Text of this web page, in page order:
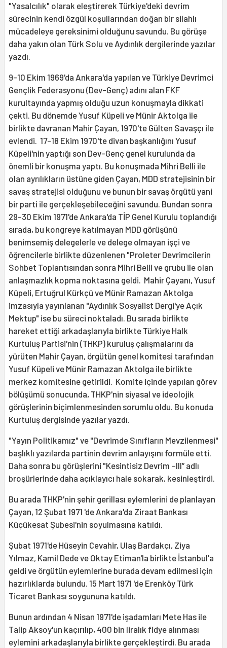
"Yasalcılık" olarak eleştirerek Türkiye'deki devrim
sürecinin kendi özgül koşullarından doğan bir silahlı
mücadeleye gereksinimi olduğunu savundu. Bu görüşe
daha yakın olan Türk Solu ve Aydınlık dergilerinde yazılar
yazdı.
9-10 Ekim 1969'da Ankara'da yapılan ve Türkiye Devrimci
Gençlik Federasyonu (Dev-Genç) adını alan FKF
kurultayında yapmış olduğu uzun konuşmayla dikkati
çekti. Bu dönemde Yusuf Küpeli ve Münir Aktolga ile
birlikte davranan Mahir Çayan, 1970'te Gülten Savaşçı ile
evlendi. 17-18 Ekim 1970'te divan başkanlığını Yusuf
Küpeli'nin yaptığı son Dev-Genç genel kurulunda da
önemli bir konuşma yaptı. Bu konuşmada Mihri Belli ile
olan ayrılıkların üstüne giden Çayan, MDD stratejisinin bir
savaş stratejisi olduğunu ve bunun bir savaş örgütü yani
bir parti ile gerçekleşebileceğini savundu. Bundan sonra
29-30 Ekim 1971'de Ankara'da TİP Genel Kurulu toplandığı
sırada, bu kongreye katılmayan MDD görüşünü
benimsemiş delegelerle ve delege olmayan işçi ve
öğrencilerle birlikte düzenlenen "Proleter Devrimcilerin
Sohbet Toplantısından sonra Mihri Belli ve grubu ile olan
anlaşmazlık kopma noktasına geldi. Mahir Çayanı, Yusuf
Küpeli, Ertuğrul Kürkçü ve Münir Ramazan Aktolga
imzasıyla yayınlanan "Aydınlık Sosyalist Dergi'ye Açık
Mektup" ise bu süreci noktaladı. Bu sırada birlikte
hareket ettiği arkadaşlarıyla birlikte Türkiye Halk
Kurtuluş Partisi'nin (THKP) kuruluş çalışmalarını da
yürüten Mahir Çayan, örgütün genel komitesi tarafından
Yusuf Küpeli ve Münir Ramazan Aktolga ile birlikte
merkez komitesine getirildi. Komite içinde yapılan görev
bölüşümü sonucunda, THKP'nin siyasal ve ideolojik
görüşlerinin biçimlenmesinden sorumlu oldu. Bu konuda
Kurtuluş dergisinde yazılar yazdı.
"Yayın Politikamız" ve "Devrimde Sınıfların Mevzilenmesi"
başlıklı yazılarda partinin devrim anlayışını formüle etti.
Daha sonra bu görüşlerini "Kesintisiz Devrim –III” adlı
broşürlerinde daha açıklayıcı hale sokarak, kesinleştirdi.
Bu arada THKP'nin şehir gerillası eylemlerini de planlayan
Çayan, 12 Şubat 1971 'de Ankara'da Ziraat Bankası
Küçükesat Şubesi'nin soyulmasına katıldı.
Şubat 1971'de Hüseyin Cevahir, Ulaş Bardakçı, Ziya
Yılmaz, Kamil Dede ve Oktay Etiman'la birlikte İstanbul'a
geldi ve örgütün eylemlerine burada devam edilmesi için
hazırlıklarda bulundu. 15 Mart 1971 'de Erenköy Türk
Ticaret Bankası soygununa katıldı.
Bunun ardından 4 Nisan 1971'de işadamları Mete Has ile
Talip Aksoy'un kaçırılıp, 400 bin liralık fidye alınması
eylemini arkadaşlarıyla birlikte gerçekleştirdi. Bu arada